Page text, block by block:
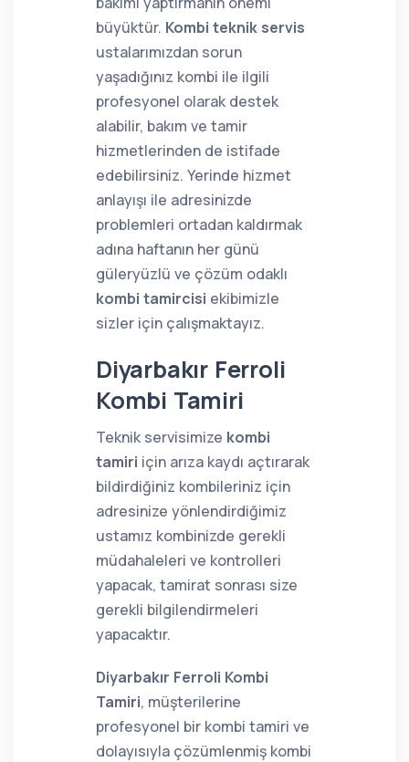
büyüktür. Kombi teknik servis
ustalarımızdan sorun
yaşadığınız kombi ile ilgili
profesyonel olarak destek
alabilir, bakım ve tamir
hizmetlerinden de istifade
edebilirsiniz. Yerinde hizmet
anlayışı ile adresinizde
problemleri ortadan kaldırmak
adına haftanın her günü
güleryüzlü ve çözüm odaklı
kombi tamircisi ekibimizle
sizler için çalışmaktayız.
Diyarbakır Ferroli
Kombi Tamiri
Teknik servisimize kombi
tamiri için arıza kaydı açtırarak
bildirdiğiniz kombileriniz için
adresinize yönlendirdiğimiz
ustamız kombinizde gerekli
müdahaleleri ve kontrolleri
yapacak, tamirat sonrası size
gerekli bilgilendirmeleri
yapacaktır.
Diyarbakır Ferroli Kombi
Tamiri, müşterilerine
profesyonel bir kombi tamiri ve
dolayısıyla çözümlenmiş kombi